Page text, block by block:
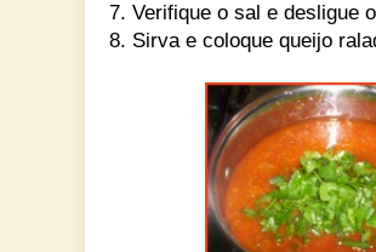
7. Verifique o sal e desligue
8. Sirva e coloque queijo